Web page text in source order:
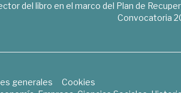
del libro en el marco del Plan de
Convocatoria
generales
Cookies